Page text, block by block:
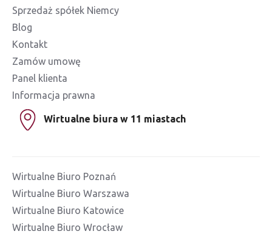
Sprzedaż spółek Niemcy
Blog
Kontakt
Zamów umowę
Panel klienta
Informacja prawna
Wirtualne biura w 11 miastach
Wirtualne Biuro Poznań
Wirtualne Biuro Warszawa
Wirtualne Biuro Katowice
Wirtualne Biuro Wrocław